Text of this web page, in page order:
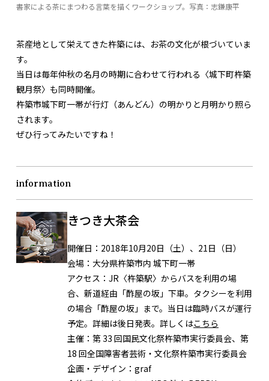
書家による茶にまつわる言葉を描くワークショップ。写真：志鎌康平
茶産地として栄えてきた杵築には、お茶の文化が根づいていま
す。
当日は毎年仲秋の名月の時期に合わせて行われる〈城下町杵築
観月祭〉も同時開催。
杵築市城下町一帯が行灯（あんどん）の明かりと月明かり照ら
されます。
ぜひ行ってみたいですね！
information
きつき大茶会
開催日： 2018年10月20日（土）、21日（日）
会場： 大分県杵築市内 城下町一帯
アクセス： JR〈杵築駅〉からバスを利用の場
合、新道経由「酢屋の坂」下車。タクシーを利用
の場合「酢屋の坂」まで。当日は臨時バスが運行
予定。詳細は後日発表。詳しくはこちら
主催： 第 33 回国民文化祭杵築市実行委員会、第
18 回全国障害者芸術・文化祭杵築市実行委員会
企画・デザイン： graf